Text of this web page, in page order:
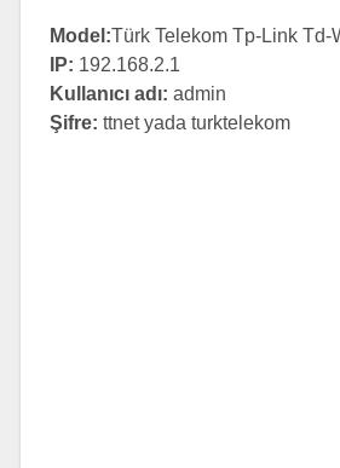
Model:Türk Telekom Tp-Link Td-
IP: 192.168.2.1
Kullanıcı adı: admin
Şifre: ttnet yada turktelekom